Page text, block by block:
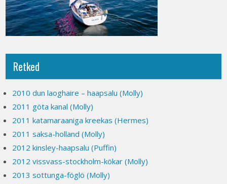
Retked
2010 dun laoghaire – haapsalu (Molly)
2011 göta kanal (Molly)
2011 katamaraaniga kreekas (Hermes)
2011 saksa-holland (Molly)
2012 kinsley-haapsalu (Puffin)
2012 vissvass-stockholm-kökar (Molly)
2013 sottunga-föglö (Molly)